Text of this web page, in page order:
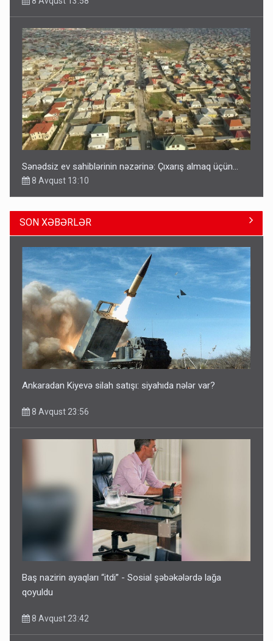
Sənədsiz ev sahiblərinin nəzərinə: Çıxarış almaq üçün...
8 Avqust 13:10
Azərbaycan bundan hər il 3 milyard dollar qazanacaq
8 Avqust 23:33
İrəvan dünyaya Azərbaycan üzərindən çıxır – Mühüm
8 Avqust 23:19
SON XƏBƏRLƏR
Ankaradan Kiyevə silah satışı: siyahıda nələr var?
8 Avqust 23:56
Baş nazirin ayaqları “itdi” - Sosial şəbəkələrdə lağa
qoyuldu
8 Avqust 23:42